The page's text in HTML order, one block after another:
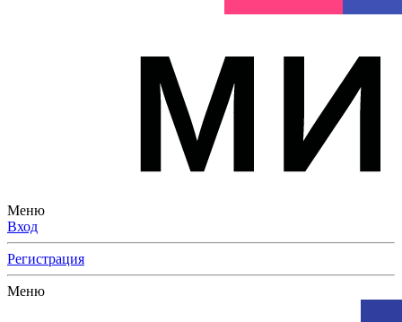
Меню
Вход
Регистрация
Меню